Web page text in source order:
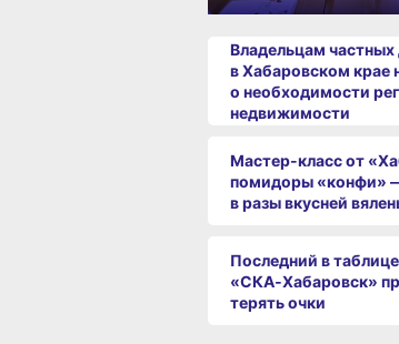
Владельцам
в Хабаровском крае
о необходимости
недвижимости
Мастер-класс от
помидоры «конфи»
в разы вкусней
Последний в
«СКА‑Хабаровск»
терять очки